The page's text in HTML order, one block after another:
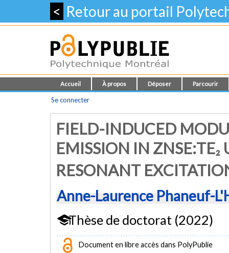
< Retour au portail
Accueil À propos Déposer Parcourir
Se connecter
FIELD-INDUCED
EMISSION IN
RESONANT
Anne-Laurence Phaneuf-
Thèse de doctorat (2022)
Document en libre accès dans PolyPublie